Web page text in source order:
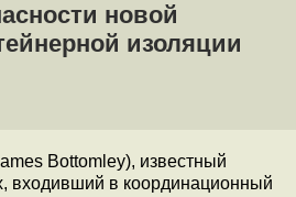
новой
изоляции
Bottomley), известный
входивший в координационный